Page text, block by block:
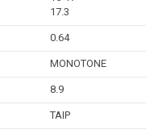
17.3
0.64
MONOTONE
8.9
TAIP